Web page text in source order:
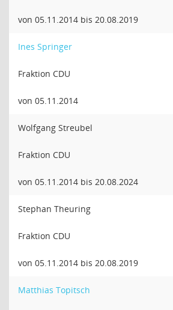
von 05.11.2014 bis 20.08.2019
Ines Springer
Fraktion CDU
von 05.11.2014
Wolfgang Streubel
Fraktion CDU
von 05.11.2014 bis 20.08.2024
Stephan Theuring
Fraktion CDU
von 05.11.2014 bis 20.08.2019
Matthias Topitsch